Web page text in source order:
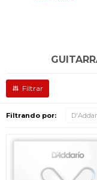
Filtrando por: